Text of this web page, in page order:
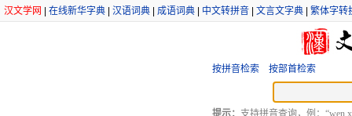
汉文学网 在线新华字典 汉语词典 成语词典 中文转拼音 文言文字典 繁体字转
按拼音检索 按部首检索
提示： 支持拼音查询，例：“wen